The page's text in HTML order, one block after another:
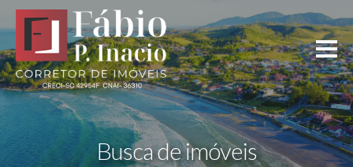
Busca de imóveis